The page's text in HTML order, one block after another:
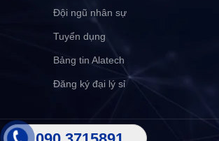
Đội ngũ nhân sự
Tuyển dụng
Bảng tin Alatech
Đăng ký đại lý sỉ